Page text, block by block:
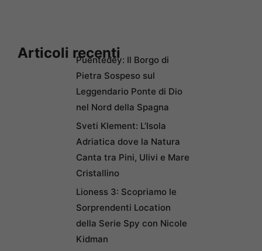
Articoli recentiPuentedey: Il Borgo di
Pietra Sospeso sul
Leggendario Ponte di Dio
nel Nord della Spagna
Sveti Klement: L’Isola
Adriatica dove la Natura
Canta tra Pini, Ulivi e Mare
Cristallino
Lioness 3: Scopriamo le
Sorprendenti Location
della Serie Spy con Nicole
Kidman